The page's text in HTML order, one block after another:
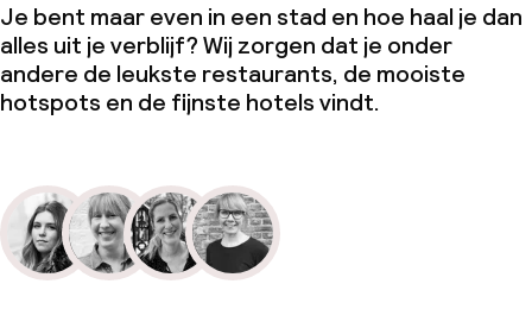
Je bent maar even in een stad en hoe haal je dan
alles uit je verblijf? Wij zorgen dat je onder
andere de leukste restaurants, de mooiste
hotspots en de fijnste hotels vindt.